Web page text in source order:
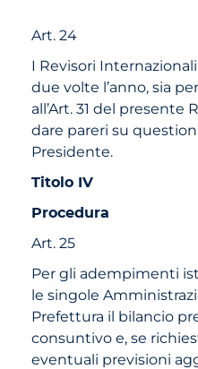
Art. 24
I Revisori
due volte l’anno, sia
all’Art. 31 del presente
dare pareri su
Presidente.
Titolo IV
Procedura
Art. 25
Per gli adempimenti
le singole
Prefettura il bilancio
consuntivo e, se
eventuali previsioni